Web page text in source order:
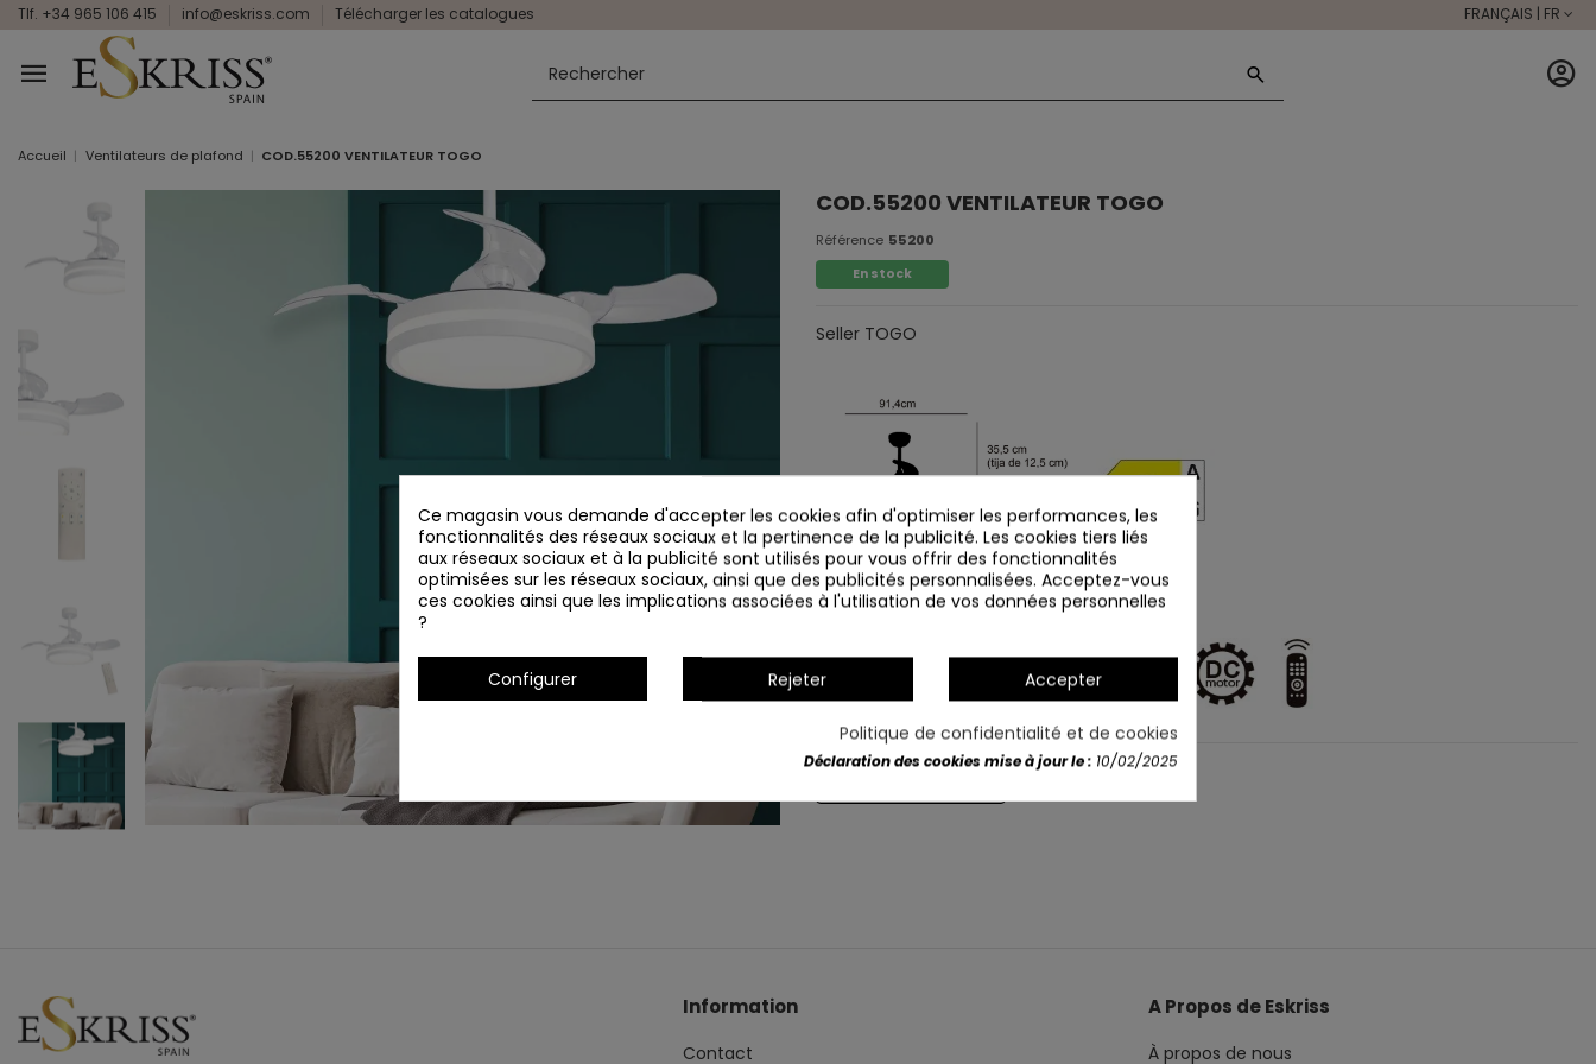
Tlf. +34 965 106 415 info@eskriss.com Télécharger les catalogues FRANÇAIS | FR
Accueil Ventilateurs de plafond COD.55200 VENTILATEUR TOGO
COD.55200 VENTILATEUR TOGO
Référence 55200
En stock
Seller TOGO
Information
Contact
A Propos de Eskriss
À propos de nous
Ce magasin vous demande d'accepter les cookies afin d'optimiser les performances, les
fonctionnalités des réseaux sociaux et la pertinence de la publicité. Les cookies tiers liés
aux réseaux sociaux et à la publicité sont utilisés pour vous offrir des fonctionnalités
optimisées sur les réseaux sociaux, ainsi que des publicités personnalisées. Acceptez-vous
ces cookies ainsi que les implications associées à l'utilisation de vos données personnelles
?
Configurer Rejeter Accepter
Politique de confidentialité et de cookies
Déclaration des cookies mise à jour le : 10/02/2025